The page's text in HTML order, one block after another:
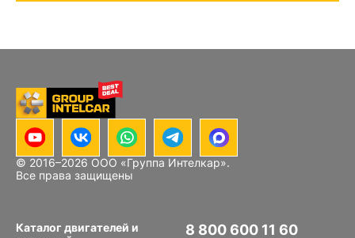
© 2016–2026 ООО «Группа Интелкар».
Все права защищены
Каталог двигателей и
8 800 600 11 60